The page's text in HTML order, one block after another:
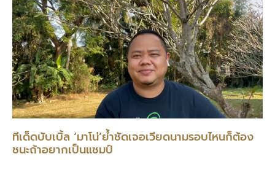
ทีเด็ดบับเบิ้ล ‘มาโน่’ย้ำชัดเจอเวียดนามรอบไหนก็ต้อง
ชนะถ้าอยากเป็นแชมป์